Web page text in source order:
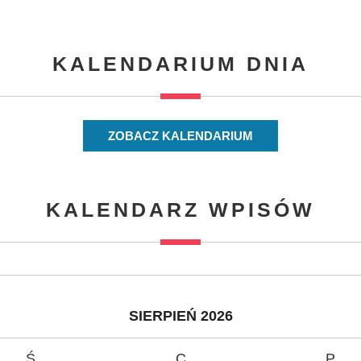
KALENDARIUM DNIA
ZOBACZ KALENDARIUM
KALENDARZ WPISÓW
SIERPIEŃ 2026